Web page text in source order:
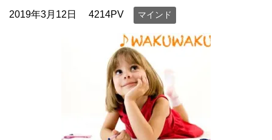
2019年3月12日 4214PV マインド